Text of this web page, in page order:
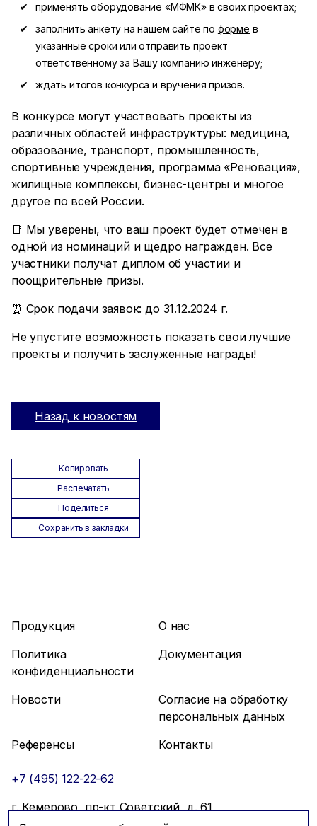
применять оборудование «МФМК» в своих проектах;
заполнить анкету на нашем сайте по форме в
указанные сроки или отправить проект
ответственному за Вашу компанию инженеру;
ждать итогов конкурса и вручения призов.
В конкурсе могут участвовать проекты из
различных областей инфраструктуры: медицина,
образование, транспорт, промышленность,
спортивные учреждения, программа «Реновация»,
жилищные комплексы, бизнес-центры и многое
другое по всей России.
📑 Мы уверены, что ваш проект будет отмечен в
одной из номинаций и щедро награжден. Все
участники получат диплом об участии и
поощрительные призы.
⏰ Срок подачи заявок: до 31.12.2024 г.
Не упустите возможность показать свои лучшие
проекты и получить заслуженные награды!
Назад к новостям
Копировать
Распечатать
Поделиться
Сохранить в закладки
Продукция
О нас
Политика
конфиденциальности
Документация
Новости
Согласие на обработку
персональных данных
Референсы
Контакты
+7 (495) 122-22-62
г. Кемерово, пр-кт Советский, д. 61